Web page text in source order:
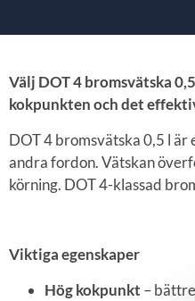
Välj DOT 4 bromsvätska
kokpunkten och det
DOT 4 bromsvätska 0,5 l
andra fordon. Vätskan
körning. DOT 4-klassad
Viktiga egenskaper
Hög kokpunkt –